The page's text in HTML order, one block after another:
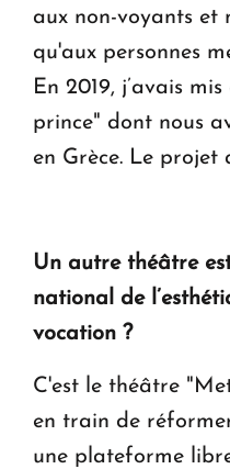
aux non-voyants et
qu'aux personnes
En 2019, j’avais
prince" dont nous
en Grèce. Le projet
Un autre théâtre
national de
vocation ?
C'est le théâtre
en train de
une plateforme